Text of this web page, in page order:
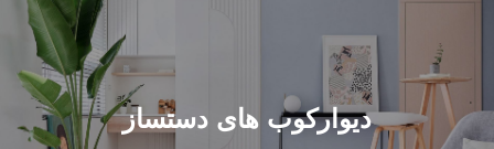
دیوارکوب های دستساز